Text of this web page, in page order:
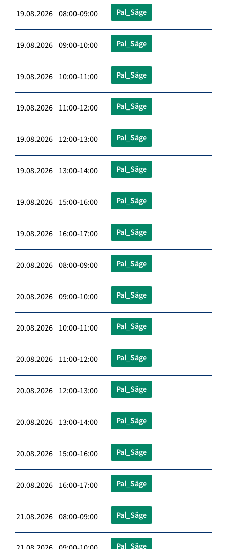
19.08.2026 08:00-09:00 Pal_Säge
19.08.2026 09:00-10:00 Pal_Säge
19.08.2026 10:00-11:00 Pal_Säge
19.08.2026 11:00-12:00 Pal_Säge
19.08.2026 12:00-13:00 Pal_Säge
19.08.2026 13:00-14:00 Pal_Säge
19.08.2026 15:00-16:00 Pal_Säge
19.08.2026 16:00-17:00 Pal_Säge
20.08.2026 08:00-09:00 Pal_Säge
20.08.2026 09:00-10:00 Pal_Säge
20.08.2026 10:00-11:00 Pal_Säge
20.08.2026 11:00-12:00 Pal_Säge
20.08.2026 12:00-13:00 Pal_Säge
20.08.2026 13:00-14:00 Pal_Säge
20.08.2026 15:00-16:00 Pal_Säge
20.08.2026 16:00-17:00 Pal_Säge
21.08.2026 08:00-09:00 Pal_Säge
Pal_Säge